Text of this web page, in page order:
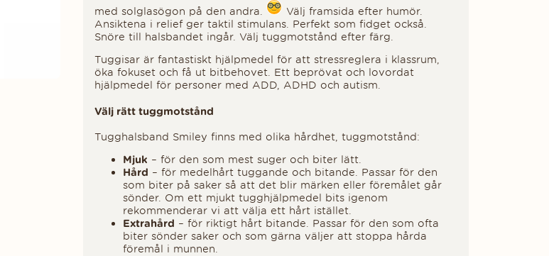
med solglasögon på den andra.
Välj framsida efter humör.
Ansiktena i relief ger taktil stimulans. Perfekt som fidget också.
Snöre till halsbandet ingår. Välj tuggmotstånd efter färg.
Tuggisar är fantastiskt hjälpmedel för att stressreglera i klassrum,
öka fokuset och få ut bitbehovet. Ett beprövat och lovordat
hjälpmedel för personer med ADD, ADHD och autism.
Välj rätt tuggmotstånd
Tugghalsband Smiley finns med olika hårdhet, tuggmotstånd:
Mjuk – för den som mest suger och biter lätt.
Hård – för medelhårt tuggande och bitande. Passar för den
som biter på saker så att det blir märken eller föremålet går
sönder. Om ett mjukt tugghjälpmedel bits igenom
rekommenderar vi att välja ett hårt istället.
Extrahård – för riktigt hårt bitande. Passar för den som ofta
biter sönder saker och som gärna väljer att stoppa hårda
föremål i munnen.